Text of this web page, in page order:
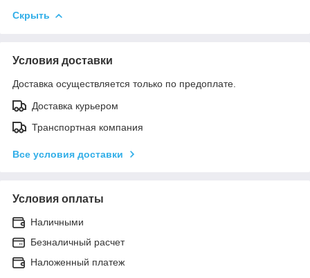
Скрыть
Условия доставки
Доставка осуществляется только по предоплате.
Доставка курьером
Транспортная компания
Все условия доставки
Условия оплаты
Наличными
Безналичный расчет
Наложенный платеж